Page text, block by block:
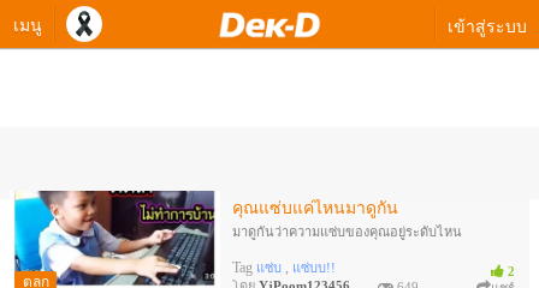
เมนู เข้าสู่ระบบ
ตลก
คุณแซ่บแค่ไหนมาดูกัน
2
มาดูกันว่าความแซ่บของคุณอยู่ระดับไหน
Tag แซ่บ , แซ่บบ!!